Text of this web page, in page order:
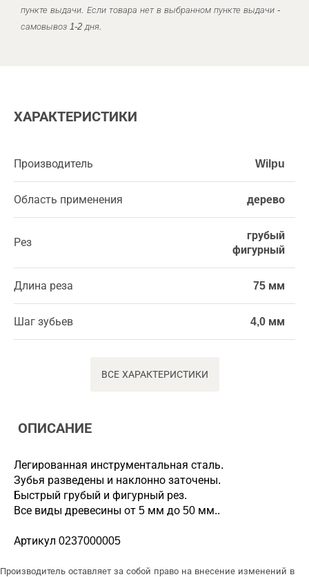
пункте выдачи. Если товара нет в выбранном пункте выдачи -
самовывоз 1-2 дня.
ХАРАКТЕРИСТИКИ
Производитель Wilpu
Область применения дерево
Рез
грубый
фигурный
Длина реза 75 мм
Шаг зубьев 4,0 мм
ВСЕ ХАРАКТЕРИСТИКИ
ОПИСАНИЕ
Легированная инструментальная сталь.
Зубья разведены и наклонно заточены.
Быстрый грубый и фигурный рез.
Все виды древесины от 5 мм до 50 мм..
Артикул 0237000005
Производитель оставляет за собой право на внесение изменений в